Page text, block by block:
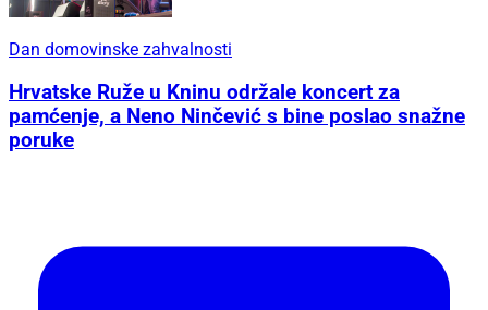
Dan domovinske zahvalnosti
Hrvatske Ruže u Kninu održale koncert za
pamćenje, a Neno Ninčević s bine poslao snažne
poruke